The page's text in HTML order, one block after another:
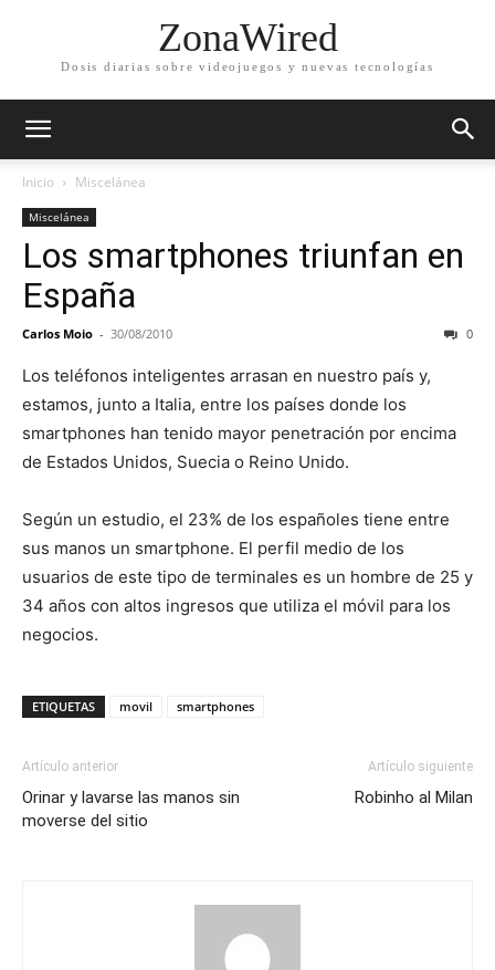
ZonaWired
Dosis diarias sobre videojuegos y nuevas tecnologías
Inicio Miscelánea
Miscelánea
Los smartphones triunfan en
España
Carlos Moio - 30/08/2010 0
Los teléfonos inteligentes arrasan en nuestro país y,
estamos, junto a Italia, entre los países donde los
smartphones han tenido mayor penetración por encima
de Estados Unidos, Suecia o Reino Unido.
Según un estudio, el 23% de los españoles tiene entre
sus manos un smartphone. El perfil medio de los
usuarios de este tipo de terminales es un hombre de 25 y
34 años con altos ingresos que utiliza el móvil para los
negocios.
ETIQUETAS movil smartphones
Artículo anterior
Orinar y lavarse las manos sin
moverse del sitio
Artículo siguiente
Robinho al Milan